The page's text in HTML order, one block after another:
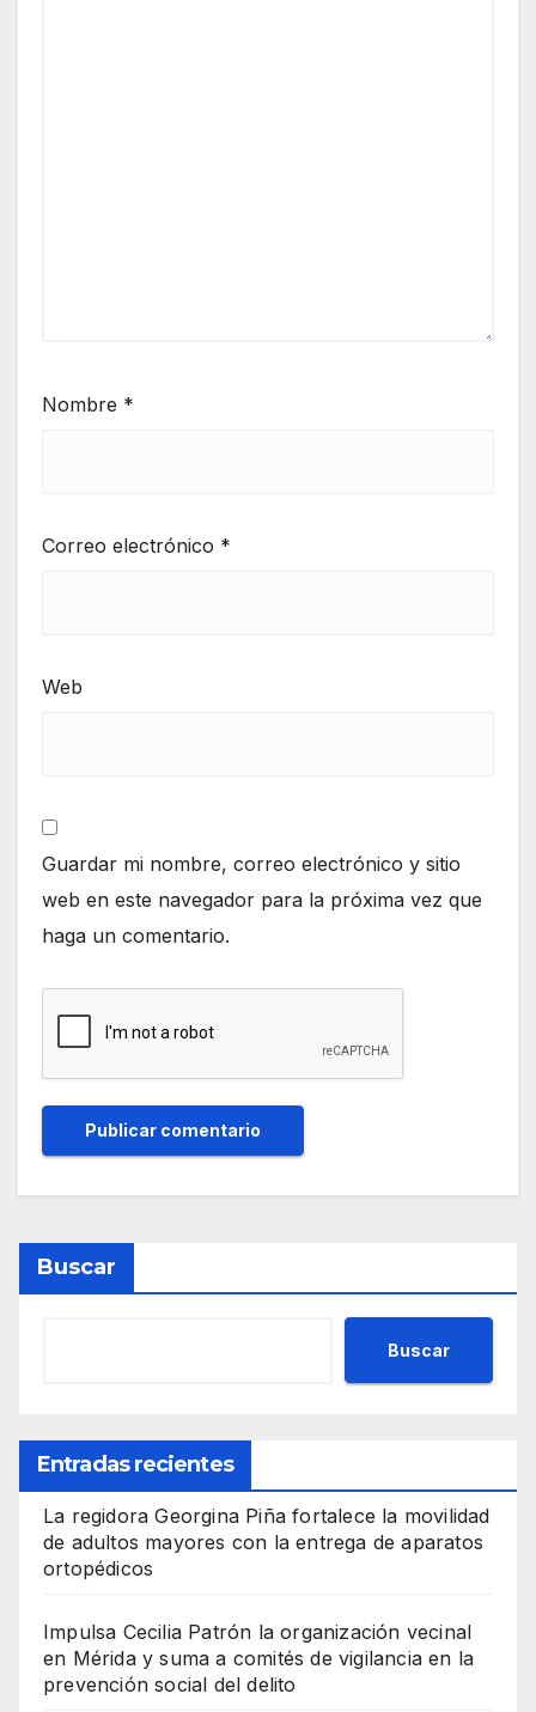
Nombre *
Correo electrónico *
Web
Guardar mi nombre, correo electrónico y sitio
web en este navegador para la próxima vez que
haga un comentario.
Buscar
Buscar
Entradas recientes
La regidora Georgina Piña fortalece la movilidad
de adultos mayores con la entrega de aparatos
ortopédicos
Impulsa Cecilia Patrón la organización vecinal
en Mérida y suma a comités de vigilancia en la
prevención social del delito